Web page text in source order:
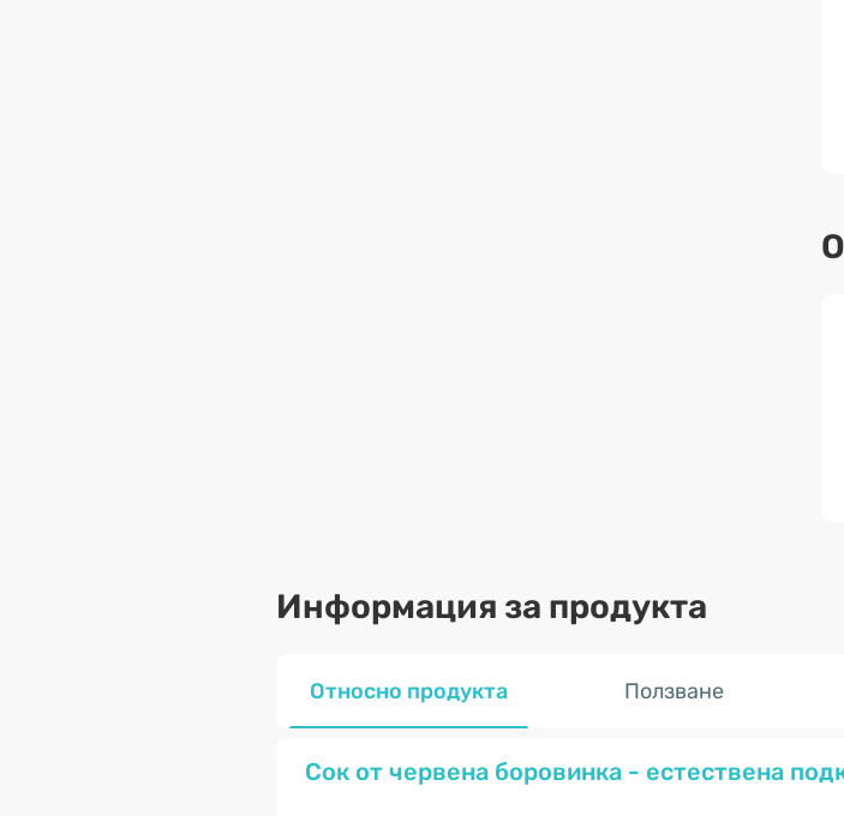
Информация за продукта
Относно продукта Ползване
Сок от червена боровинка - естествена